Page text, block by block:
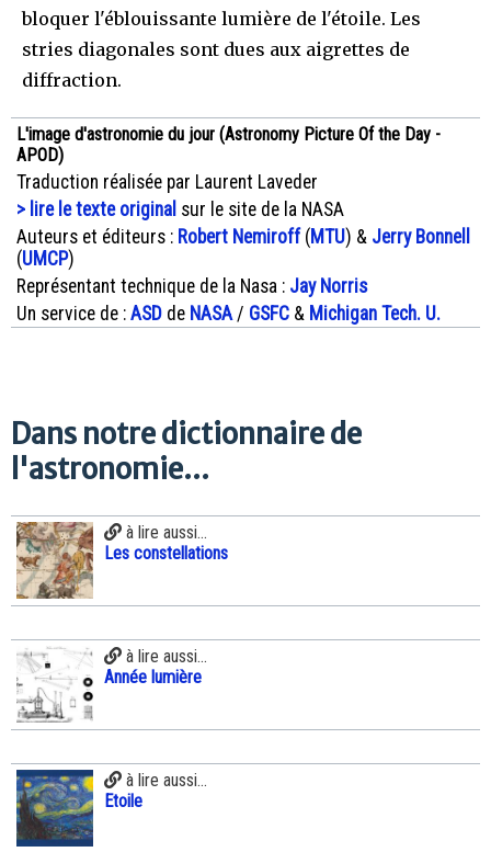
bloquer l'éblouissante lumière de l'étoile. Les
stries diagonales sont dues aux aigrettes de
diffraction.
L'image d'astronomie du jour (Astronomy Picture Of the Day -
APOD)
Traduction réalisée par Laurent Laveder
> lire le texte original sur le site de la NASA
Auteurs et éditeurs : Robert Nemiroff(MTU) & Jerry Bonnell
(UMCP)
Représentant technique de la Nasa : Jay Norris
Un service de : ASD de NASA / GSFC & Michigan Tech. U.
Dans notre dictionnaire de
l'astronomie...
à lire aussi...
Les constellations
à lire aussi...
Année lumière
à lire aussi...
Etoile